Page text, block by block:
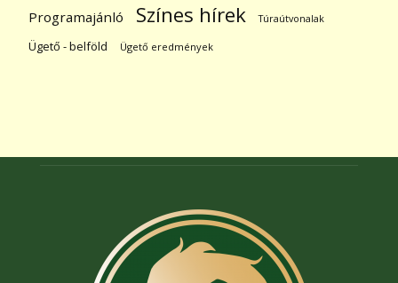
Programajánló Színes hírek Túraútvonalak
Ügető - belföld Ügető eredmények